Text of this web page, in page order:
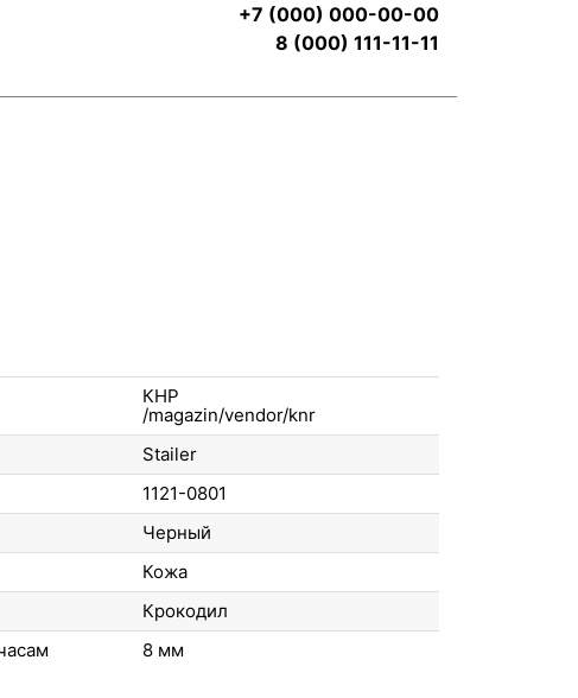
+7 (000) 000-00-00
8 (000) 111-11-11
КНР
Stailer
1121-0801
Черный
Кожа
Крокодил
8 мм